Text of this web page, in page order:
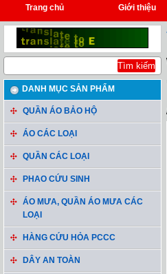
Trang chủ Giới thiệu
DANH MỤC SẢN PHẨM
QUẦN ÁO BẢO HỘ
ÁO CÁC LOẠI
QUẦN CÁC LOẠI
PHAO CỨU SINH
ÁO MƯA, QUẦN ÁO MƯA CÁC
LOẠI
HÀNG CỨU HỎA PCCC
DÂY AN TOÀN